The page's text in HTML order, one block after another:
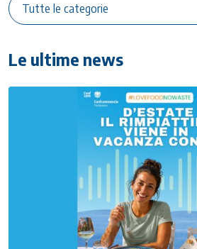
Le ultime news